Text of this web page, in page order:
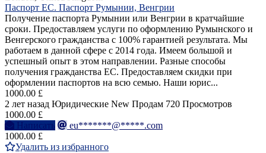
Паспорт ЕС. Паспорт Румынии, Венгрии
Получение паспорта Румынии или Венгрии в кратчайшие
сроки. Предоставляем услуги по оформлению Румынского и
Венгерского гражданства с 100% гарантией результата. Мы
работаем в данной сфере с 2014 года. Имеем большой и
успешный опыт в этом направлении. Разные способы
получения гражданства ЕС. Предоставляем скидки при
оформлении паспортов на всю семью. Наши юрис...
1000.00 £
2 лет назад Юридические New Продам 720 Просмотров
1000.00 £
Написать
eu*******@*****.com
1000.00 £
Удалить из избранного